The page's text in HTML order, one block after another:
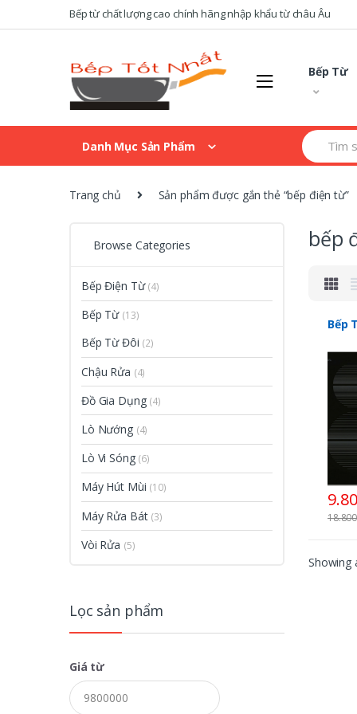
to
to
Bếp từ chất lượng cao chính hãng nhập khẩu từ châu Âu
Bếp Từ
Danh Mục Sản Phẩm
Search
for:
Trang chủ Sản phẩm được gắn thẻ “bếp điện từ”
bếp
Bếp
Showing
Browse Categories
Bếp Điện Từ(4)
Bếp Từ (13)
Bếp Từ Đôi (2)
Chậu Rửa (4)
Đồ Gia Dụng (4)
Lò Nướng (4)
Lò Vi Sóng (6)
Máy Hút Mùi (10)
Máy Rửa Bát (3)
Vòi Rửa (5)
Lọc sản phẩm
Giá từ